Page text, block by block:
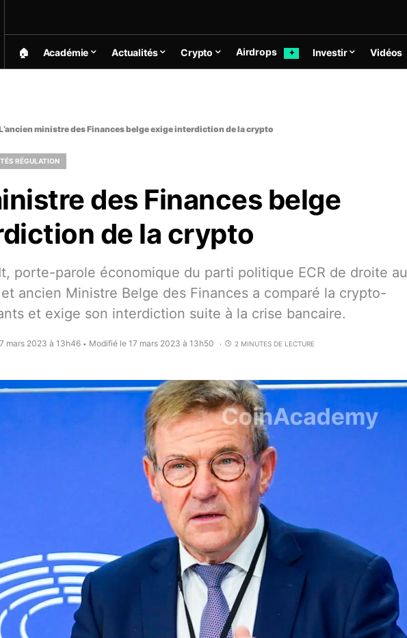
🏠︎ Académie Actualités Crypto Airdrops ✦ Investir Vidéos
ministre des Finances belge exige interdiction de la crypto
RÉGULATION
des Finances belge
de la crypto
porte-parole économique du parti politique ECR de droite au
ancien Ministre Belge des Finances a comparé la crypto-
et exige son interdiction suite à la crise bancaire.
mars 2023 à 13h46 • Modifié le 17 mars 2023 à 13h50 2 MINUTES DE LECTURE